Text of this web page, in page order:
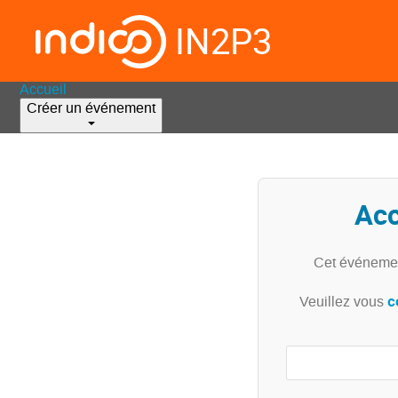
IN2P3
Accueil
Créer un événement
Cet
Veuillez vous